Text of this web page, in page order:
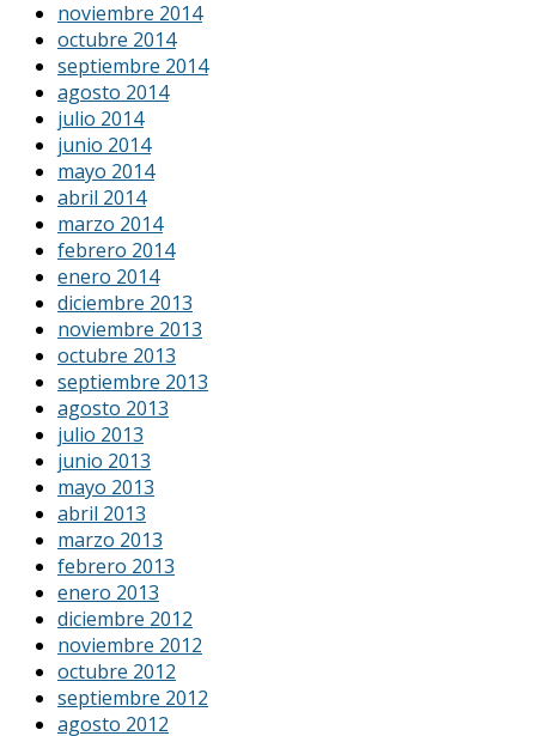
noviembre 2014
octubre 2014
septiembre 2014
agosto 2014
julio 2014
junio 2014
mayo 2014
abril 2014
marzo 2014
febrero 2014
enero 2014
diciembre 2013
noviembre 2013
octubre 2013
septiembre 2013
agosto 2013
julio 2013
junio 2013
mayo 2013
abril 2013
marzo 2013
febrero 2013
enero 2013
diciembre 2012
noviembre 2012
octubre 2012
septiembre 2012
agosto 2012